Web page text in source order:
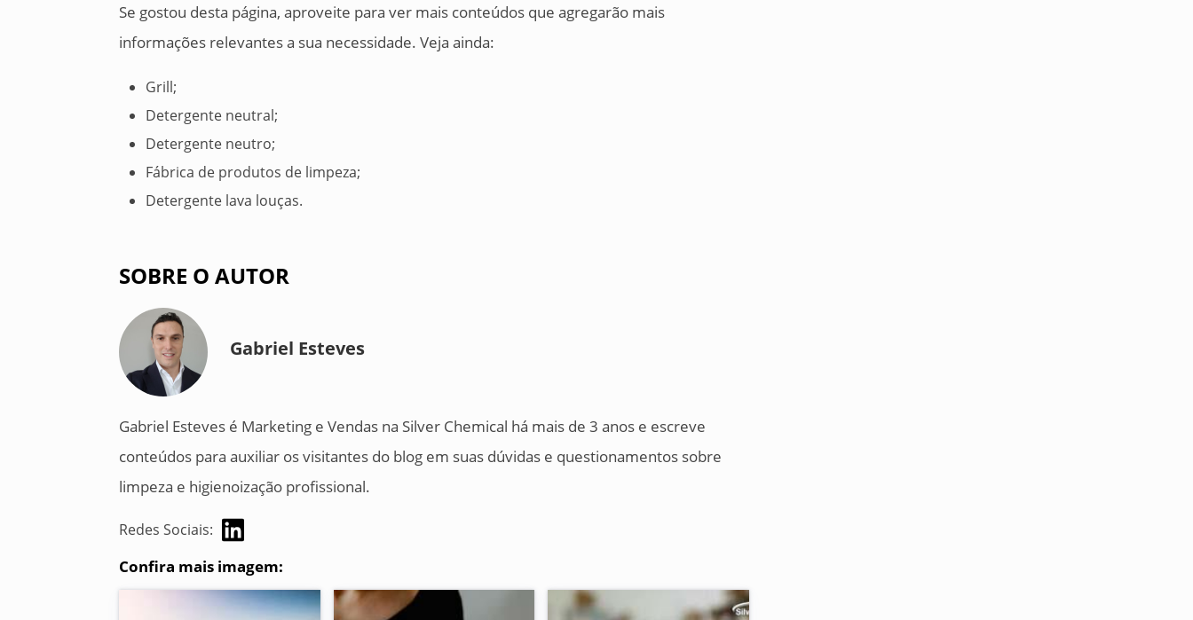
Se gostou desta página, aproveite para ver mais conteúdos que agregarão mais
informações relevantes a sua necessidade. Veja ainda:
Grill;
Detergente neutral;
Detergente neutro;
Fábrica de produtos de limpeza;
Detergente lava louças.
SOBRE O AUTOR
Gabriel Esteves
Gabriel Esteves é Marketing e Vendas na Silver Chemical há mais de 3 anos e escreve
conteúdos para auxiliar os visitantes do blog em suas dúvidas e questionamentos sobre
limpeza e higienoização profissional.
Redes Sociais:
Confira mais imagem: